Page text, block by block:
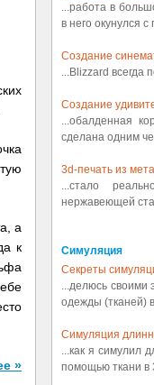
а
к
»
...работа в
в него окунулся с
Создание
...Blizzard всегда
Создание
...обалденная
сделана одним
3d-печать из
...стало
нержавеющей
Симуляция
Секреты
...делюсь своими
одежды (тканей)
Симуляция
...как я симулил
помощью ткани в